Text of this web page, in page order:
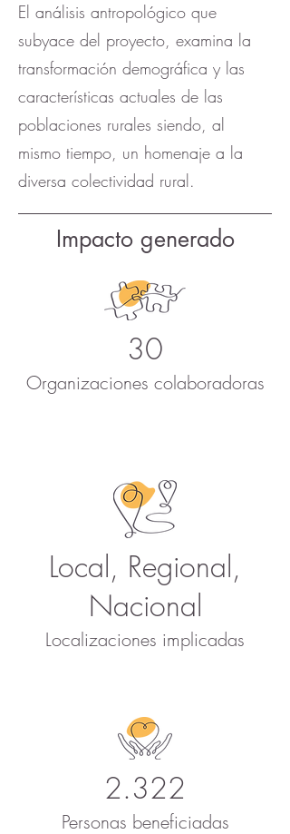
El análisis antropológico que
subyace del proyecto, examina la
transformación demográfica y las
características actuales de las
poblaciones rurales siendo, al
mismo tiempo, un homenaje a la
diversa colectividad rural.
Impacto generado
30
Organizaciones colaboradoras
Local, Regional,
Nacional
Localizaciones implicadas
2.322
Personas beneficiadas